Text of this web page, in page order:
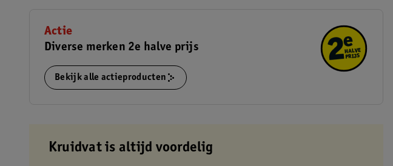
Actie
Diverse merken 2e halve prijs
Bekijk alle actieproducten
Kruidvat is altijd voordelig